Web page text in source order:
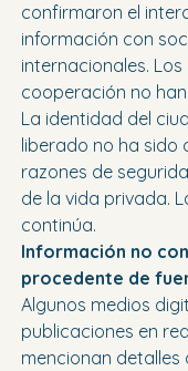
confirmaron el
información con
internacionales.
cooperación no
La identidad del
liberado no ha sido
razones de
de la vida privada.
continúa.
Información no
procedente de
Algunos medios
publicaciones en
mencionan detalles